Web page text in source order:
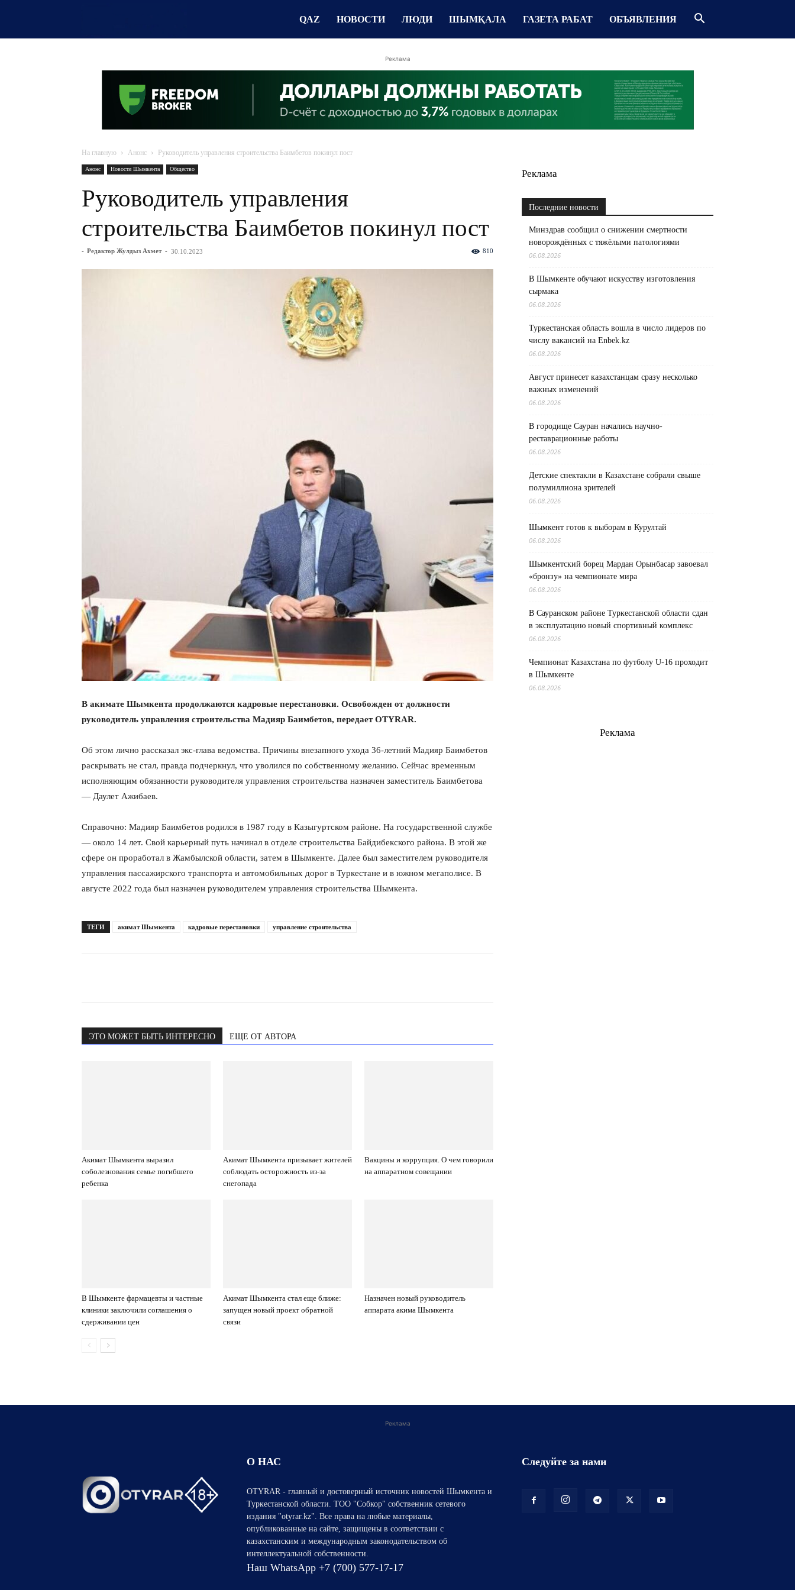
QAZ НОВОСТИ ЛЮДИ ШЫМҚАЛА ГАЗЕТА РАБАТ ОБЪЯВЛЕНИЯ
Реклама
На главную Анонс Руководитель управления строительства Баимбетов покинул пост
Анонс Новости Шымкента Общество
Руководитель управления
строительства Баимбетов покинул пост
- Редактор Жулдыз Ахмет - 30.10.2023 810
В акимате Шымкента продолжаются кадровые перестановки. Освобожден от должности
руководитель управления строительства Мадияр Баимбетов, передает OTYRAR.
Об этом лично рассказал экс-глава ведомства. Причины внезапного ухода 36-летний Мадияр Баимбетов
раскрывать не стал, правда подчеркнул, что уволился по собственному желанию. Сейчас временным
исполняющим обязанности руководителя управления строительства назначен заместитель Баимбетова
— Даулет Ажибаев.
Справочно: Мадияр Баимбетов родился в 1987 году в Казыгуртском районе. На государственной службе
— около 14 лет. Свой карьерный путь начинал в отделе строительства Байдибекского района. В этой же
сфере он проработал в Жамбылской области, затем в Шымкенте. Далее был заместителем руководителя
управления пассажирского транспорта и автомобильных дорог в Туркестане и в южном мегаполисе. В
августе 2022 года был назначен руководителем управления строительства Шымкента.
ТЕГИ акимат Шымкента кадровые перестановки управление строительства
ЭТО МОЖЕТ БЫТЬ ИНТЕРЕСНО ЕЩЕ ОТ АВТОРА
Акимат Шымкента выразил
соболезнования семье погибшего
ребенка
Акимат Шымкента призывает жителей
соблюдать осторожность из-за
снегопада
Вакцины и коррупция. О чем говорили
на аппаратном совещании
В Шымкенте фармацевты и частные
клиники заключили соглашения о
сдерживании цен
Акимат Шымкента стал еще ближе:
запущен новый проект обратной
связи
Назначен новый руководитель
аппарата акима Шымкента
Реклама
Последние новости
Минздрав сообщил о снижении смертности
новорождённых с тяжёлыми патологиями
06.08.2026
В Шымкенте обучают искусству изготовления
сырмака
06.08.2026
Туркестанская область вошла в число лидеров по
числу вакансий на Enbek.kz
06.08.2026
Август принесет казахстанцам сразу несколько
важных изменений
06.08.2026
В городище Сауран начались научно-
реставрационные работы
06.08.2026
Детские спектакли в Казахстане собрали свыше
полумиллиона зрителей
06.08.2026
Шымкент готов к выборам в Курултай
06.08.2026
Шымкентский борец Мардан Орынбасар завоевал
«бронзу» на чемпионате мира
06.08.2026
В Сауранском районе Туркестанской области сдан
в эксплуатацию новый спортивный комплекс
06.08.2026
Чемпионат Казахстана по футболу U-16 проходит
в Шымкенте
06.08.2026
Реклама
Реклама
О НАС
OTYRAR - главный и достоверный источник новостей Шымкента и
Туркестанской области. ТОО "Собкор" собственник сетевого
издания "otyrar.kz". Все права на любые материалы,
опубликованные на сайте, защищены в соответствии с
казахстанским и международным законодательством об
интеллектуальной собственности.
Наш WhatsApp +7 (700) 577-17-17
Следуйте за нами